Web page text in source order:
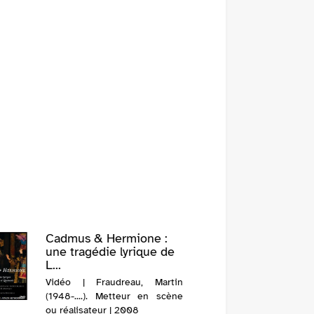
Cadmus & Hermione :
une tragédie lyrique de
L...
Vidéo | Fraudreau, Martin
(1948-....). Metteur en scène
ou réalisateur | 2008